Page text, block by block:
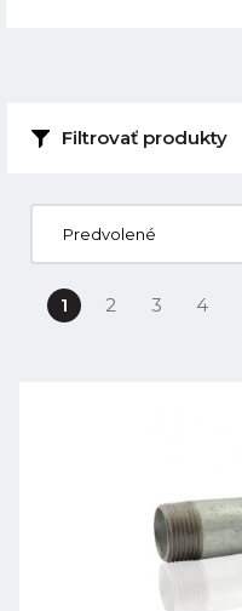
Filtrovať produkty
Predvolené
1 2 3 4